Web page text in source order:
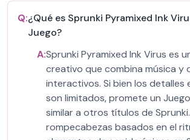
Q:¿Qué es Sprunki Pyramixed Ink
Juego?
A:Sprunki Pyramixed Ink Virus es
creativo que combina música y
interactivos. Si bien los detalles
son limitados, promete un
similar a otros títulos de
rompecabezas basados en el